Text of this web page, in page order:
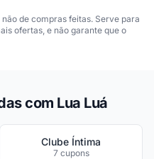
de compras feitas. Serve para
ofertas, e não garante que o
com Lua Luá
Clube Íntima
7 cupons